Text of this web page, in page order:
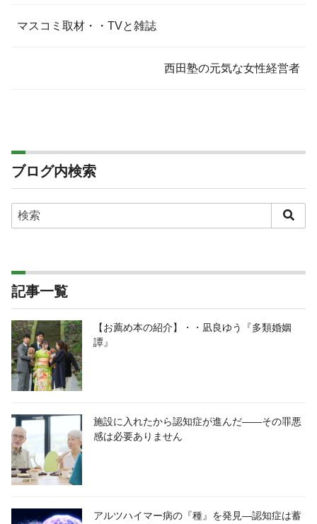
マスコミ取材・・TVと雑誌
西田塾の元気な女性経営者
ブログ内検索
記事一覧
【お薦め本の紹介】・・凪良ゆう『多類婚姻
譚』
施設に入れたから認知症が進んだ――その罪悪
感は必要ありません
アルツハイマー病の『種』を発見―認知症は蓄